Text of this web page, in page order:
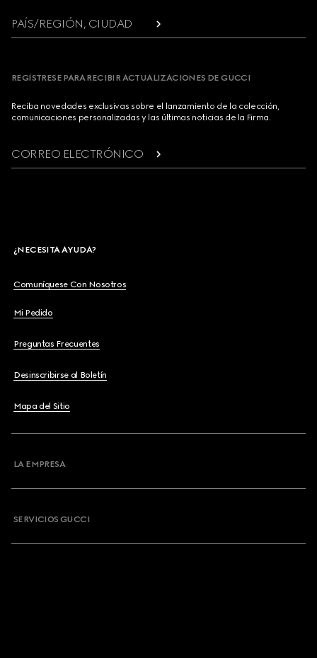
PAÍS/REGIÓN, CIUDAD
REGÍSTRESE PARA RECIBIR ACTUALIZACIONES DE GUCCI
Reciba novedades exclusivas sobre el lanzamiento de la colección,
comunicaciones personalizadas y las últimas noticias de la Firma.
CORREO ELECTRÓNICO
¿NECESITA AYUDA?
Comuníquese Con Nosotros
Mi Pedido
Preguntas Frecuentes
Desinscribirse al Boletín
Mapa del Sitio
LA EMPRESA
SERVICIOS GUCCI